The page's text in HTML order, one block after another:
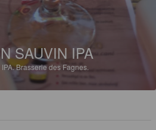
SAUVIN IPA
IPA.Brasserie des Fagnes.